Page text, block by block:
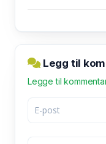
Legg til
Legge til